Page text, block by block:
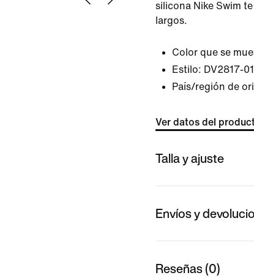
silicona Nike Swim
largos.
Color que se
Estilo: DV2817-
País/región de
Ver datos del
Talla y ajuste
Envíos y
Reseñas (0)